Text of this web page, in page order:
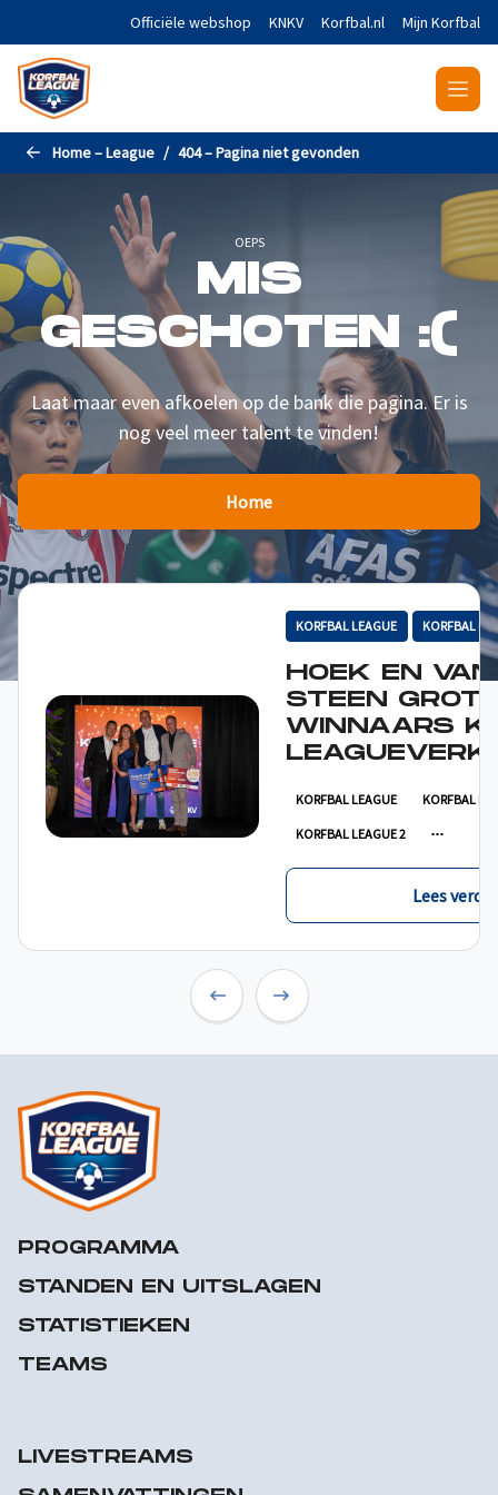
Naar de hoofdinhoud gaanOfficiële webshop KNKV Korfbal.nl Mijn Korfbal
Home – League 404 – Pagina niet gevonden
OEPS
MIS
GESCHOTEN :(
Laat maar even afkoelen op de bank die pagina. Er is
nog veel meer talent te vinden!
Home
KORFBAL LEAGUE KORFBAL
HOEK EN VAN
STEEN
WINNAARS
KORFBAL LEAGUE KORFBAL
KORFBAL LEAGUE 2
Lees verder
PROGRAMMA
STANDEN EN UITSLAGEN
STATISTIEKEN
TEAMS
LIVESTREAMS